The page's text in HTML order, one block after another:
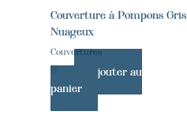
Couverture à Pompons Gris
Nuageux
Couvertures
Ajouter au
panier